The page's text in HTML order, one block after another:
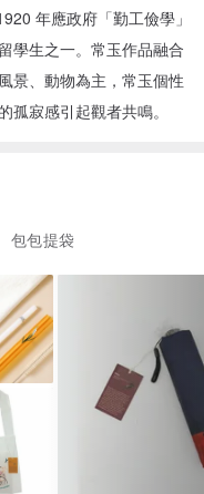
年應政府「勤工儉學」
學生之一。常玉作品融合
景、動物為主，常玉個性
寂感引起觀者共鳴。
包包提袋